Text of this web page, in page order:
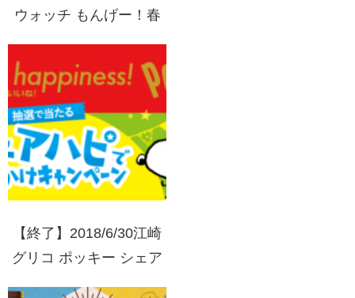
ウォッチ もんげー！春
【終了】2018/6/30江崎
グリコ ポッキー シェア